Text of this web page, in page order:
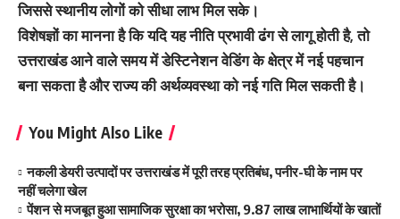
जिससे स्थानीय लोगों को सीधा लाभ मिल सके।
विशेषज्ञों का मानना है कि यदि यह नीति प्रभावी ढंग से लागू होती है, तो
उत्तराखंड आने वाले समय में डेस्टिनेशन वेडिंग के क्षेत्र में नई पहचान
बना सकता है और राज्य की अर्थव्यवस्था को नई गति मिल सकती है।
You Might Also Like
नकली डेयरी उत्पादों पर उत्तराखंड में पूरी तरह प्रतिबंध, पनीर-घी के नाम पर
नहीं चलेगा खेल
पेंशन से मजबूत हुआ सामाजिक सुरक्षा का भरोसा, 9.87 लाख लाभार्थियों के खातों